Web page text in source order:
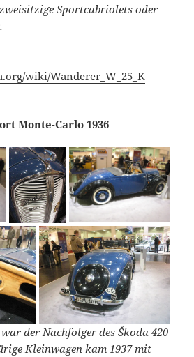
Sportcabriolets oder
wiki/Wanderer_W_25_K
Monte-Carlo 1936
der Nachfolger des Škoda 420
Kleinwagen kam 1937 mit